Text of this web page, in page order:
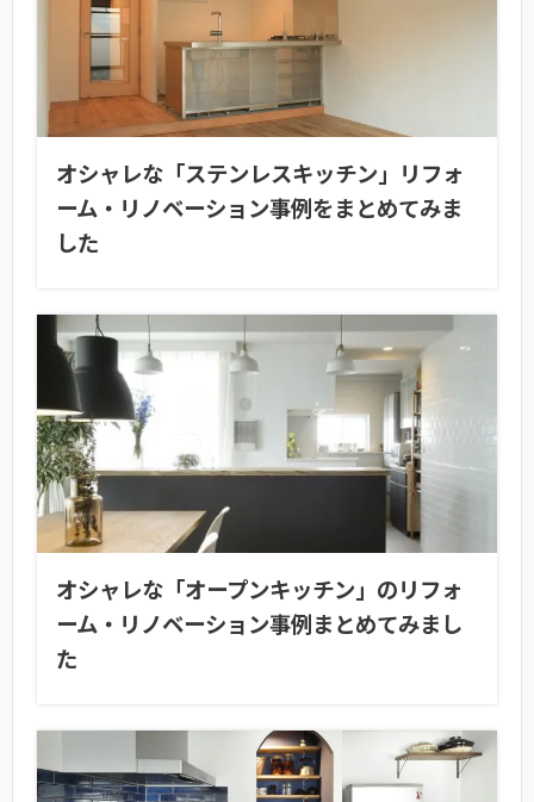
オシャレな「ステンレスキッチン」リフォ
ーム・リノベーション事例をまとめてみま
した
オシャレな「オープンキッチン」のリフォ
ーム・リノベーション事例まとめてみまし
た